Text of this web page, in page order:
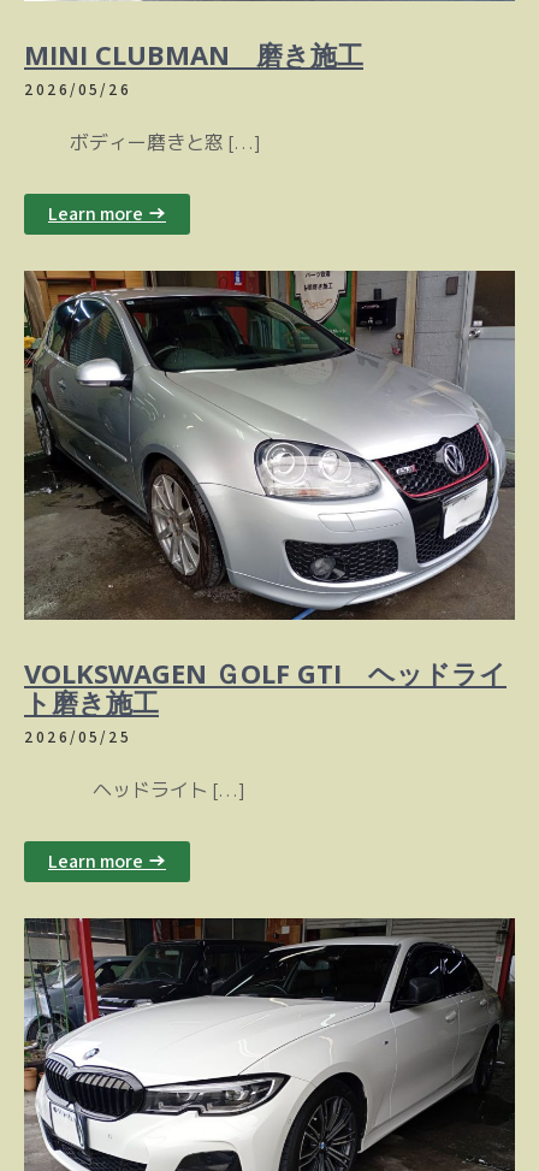
MINI CLUBMAN 磨き施工
2026/05/26
ボディー磨きと窓 […]
Learn more →
VOLKSWAGEN ＧOLF GTI ヘッドライ
ト磨き施工
2026/05/25
ヘッドライト […]
Learn more →